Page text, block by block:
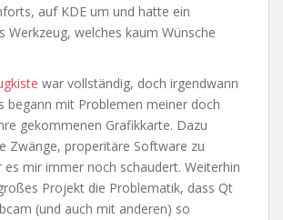
auf KDE um und hatte ein
Werkzeug, welches kaum Wünsche
war vollständig, doch irgendwann
begann mit Problemen meiner doch
gekommenen Grafikkarte. Dazu
Zwänge, properitäre Software zu
mir immer noch schaudert. Weiterhin
Projekt die Problematik, dass Qt
(und auch mit anderen) so